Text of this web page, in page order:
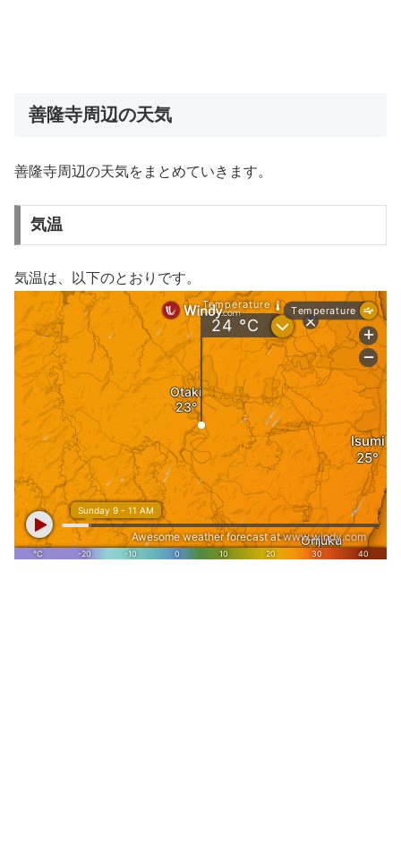
善隆寺周辺の天気
善隆寺周辺の天気をまとめていきます。
気温
気温は、以下のとおりです。